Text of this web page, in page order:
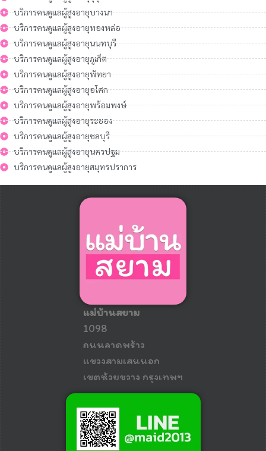
บริการคนดูแลผู้สูงอายุบางนา
บริการคนดูแลผู้สูงอายุทองหล่อ
บริการคนดูแลผู้สูงอายุนนทบุรี
บริการคนดูแลผู้สูงอายุภูเก็ต
บริการคนดูแลผู้สูงอายุพัทยา
บริการคนดูแลผู้สูงอายุอโศก
บริการคนดูแลผู้สูงอายุพร้อมพงษ์
บริการคนดูแลผู้สูงอายุระยอง
บริการคนดูแลผู้สูงอายุชลบุรี
บริการคนดูแลผู้สูงอายุนครปฐม
บริการคนดูแลผู้สูงอายุสมุทรปราการ
แม่บ้านสยาม
1098
ถนนลาดพร้าว
แขวงสามเสนนอก
เขตห้วยขวาง กรุงเทพฯ